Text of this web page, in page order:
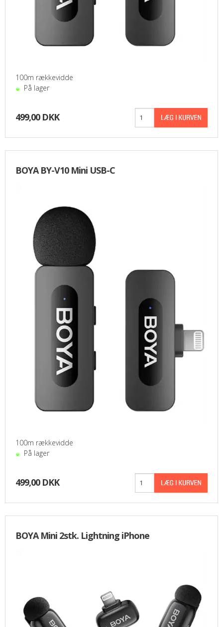
DRONER & TILBEHØR
SE KURV
UDEKØRENDE IT-SUPPORT
KONTAKT
100m rækkevidde
På lager
499,00 DKK
BOYA BY-V10 Mini USB-C
100m rækkevidde
På lager
499,00 DKK
BOYA Mini 2stk. Lightning iPhone